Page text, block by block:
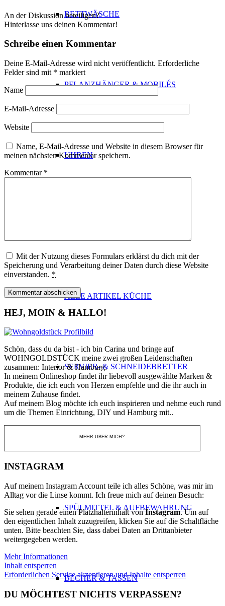
BETTWÄSCHE
PFLANZHÄNGER & MOBILÉS
UHREN
ALLE ARTIKEL KÜCHE
SERVIER- & SCHNEIDEBRETTER
GEWÜRZMÜHLEN & -STREUER
SPÜLMITTEL & AUFBEWAHRUNG
BECHER & TASSEN
An der Diskussion beteiligen?
Hinterlasse uns deinen Kommentar!
Schreibe einen Kommentar
Deine E-Mail-Adresse wird nicht veröffentlicht. Erforderliche
Felder sind mit * markiert
Name
E-Mail-Adresse
Website
Name, E-Mail-Adresse und Website in diesem Browser für
meinen nächsten Kommentar speichern.
Kommentar *
Mit der Nutzung dieses Formulars erklärst du dich mit der
Speicherung und Verarbeitung deiner Daten durch diese Website
einverstanden. *
HEJ, MOIN & HALLO!
Schön, dass du da bist - ich bin Carina und bringe auf
WOHNGOLDSTÜCK meine zwei großen Leidenschaften
zusammen: Interior & Hamburg.
In meinem Onlineshop findet ihr liebevoll ausgewählte Marken &
Produkte, die ich euch von Herzen empfehle und die ihr auch in
meinem Zuhause findet.
Auf meinem Blog möchte ich euch inspirieren und nehme euch rund
um die Themen Einrichtung, DIY und Hamburg mit..
MEHR ÜBER MICH?
INSTAGRAM
Auf meinem Instagram Account teile ich alles Schöne, was mir im
Alltag vor die Linse kommt. Ich freue mich auf deinen Besuch:
Sie sehen gerade einen Platzhalterinhalt vonInstagram. Um auf
den eigentlichen Inhalt zuzugreifen, klicken Sie auf die Schaltfläche
unten. Bitte beachten Sie, dass dabei Daten an Drittanbieter
weitergegeben werden.
Mehr Informationen
Inhalt entsperren
Erforderlichen Service akzeptieren und Inhalte entsperren
DU MÖCHTEST NICHTS VERPASSEN?